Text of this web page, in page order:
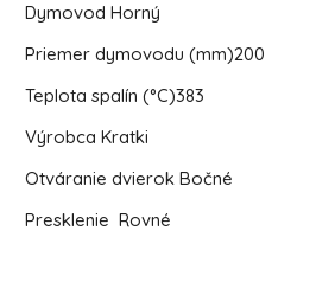
Dymovod Horný
Priemer dymovodu (mm)200
Teplota spalín (°C)383
Výrobca Kratki
Otváranie dvierok Bočné
Presklenie Rovné